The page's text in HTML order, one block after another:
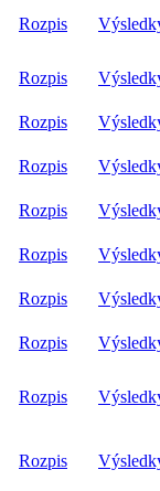
Rozpis
Rozpis
Rozpis
Rozpis
Rozpis
Rozpis
Rozpis
Rozpis
Rozpis
Rozpis